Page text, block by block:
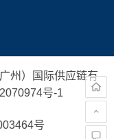
州）国际供应链有
号-1
号